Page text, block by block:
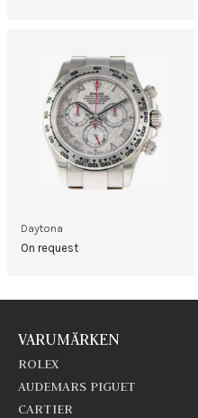
Daytona
On request
VARUMÄRKEN
ROLEX
AUDEMARS PIGUET
CARTIER